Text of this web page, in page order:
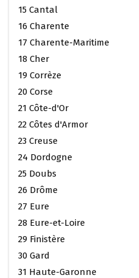
15 Cantal
16 Charente
17 Charente-Maritime
18 Cher
19 Corrèze
20 Corse
21 Côte-d'Or
22 Côtes d'Armor
23 Creuse
24 Dordogne
25 Doubs
26 Drôme
27 Eure
28 Eure-et-Loire
29 Finistère
30 Gard
31 Haute-Garonne